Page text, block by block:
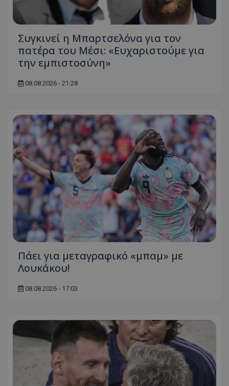
Συγκινεί η Μπαρτσελόνα για τον
πατέρα του Μέσι: «Ευχαριστούμε για
την εμπιστοσύνη»
08.08.2026 - 21:28
Πάει για μεταγραφικό «μπαμ» με
Λουκάκου!
08.08.2026 - 17:03